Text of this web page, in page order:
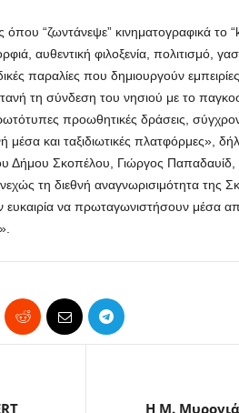
“ζωντάνεψε” κινηματογραφικά το
αυθεντική φιλοξενία, πολιτισμό,
παραλίες που δημιουργούν
τη σύνδεση του νησιού με το
προωθητικές δράσεις,
μέσα και ταξιδιωτικές πλατφόρμες»,
Δήμου Σκοπέλου, Γιώργος Παπαδαυίδ,
τη διεθνή αναγνωρισιμότητα της
να πρωταγωνιστήσουν μέσα
Η Μ.